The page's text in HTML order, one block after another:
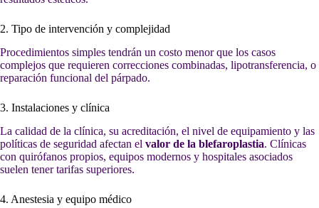
2. Tipo de intervención y complejidad
Procedimientos simples tendrán un costo menor que los casos
complejos que requieren correcciones combinadas, lipotransferencia, o
reparación funcional del párpado.
3. Instalaciones y clínica
La calidad de la clínica, su acreditación, el nivel de equipamiento y las
políticas de seguridad afectan el valor de la blefaroplastia. Clínicas
con quirófanos propios, equipos modernos y hospitales asociados
suelen tener tarifas superiores.
4. Anestesia y equipo médico